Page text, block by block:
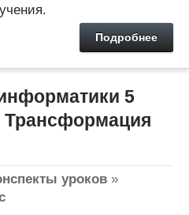
Подробнее
5
Трансформация
уроков »